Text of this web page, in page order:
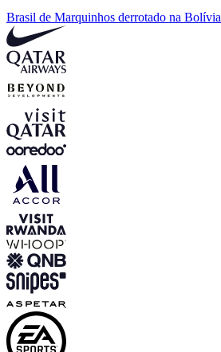
Brasil de Marquinhos derrotado na Bolívia